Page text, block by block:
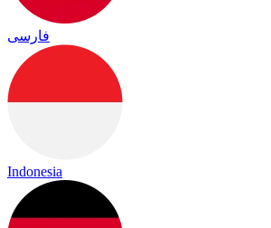
فارسی
Indonesia